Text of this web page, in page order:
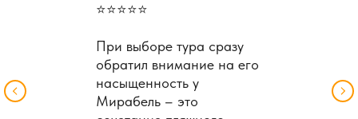
⭐️⭐️⭐️⭐️⭐️
При выборе тура сразу
обратил внимание на его
насыщенность у
Мирабель – это